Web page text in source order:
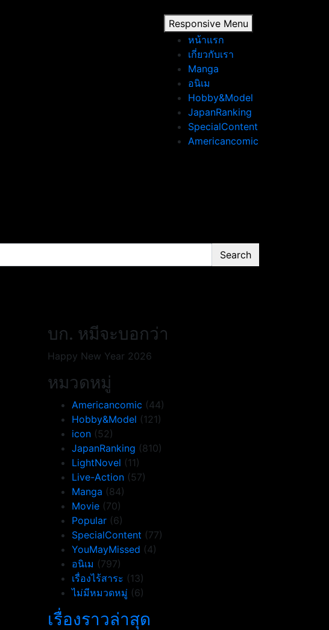
Responsive Menu
หน้าแรก
เกี่ยวกับเรา
Manga
อนิเม
Hobby&Model
JapanRanking
SpecialContent
Americancomic
Search
บก. หมีจะบอกว่า
Happy New Year 2026
หมวดหมู่
Americancomic (44)
Hobby&Model (121)
icon (52)
JapanRanking (810)
LightNovel (11)
Live-Action (57)
Manga (84)
Movie (70)
Popular (6)
SpecialContent (77)
YouMayMissed (4)
อนิเม (797)
เรื่องไร้สาระ (13)
ไม่มีหมวดหมู่ (6)
เรื่องราวล่าสุด